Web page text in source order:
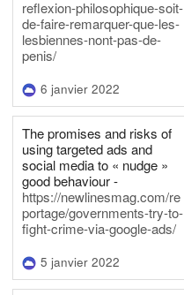
reflexion-philosophique-soit-
de-faire-remarquer-que-les-
lesbiennes-nont-pas-de-
penis/
6 janvier 2022
The promises and risks of
using targeted ads and
social media to « nudge »
good behaviour -
https://newlinesmag.com/re
portage/governments-try-to-
fight-crime-via-google-ads/
5 janvier 2022